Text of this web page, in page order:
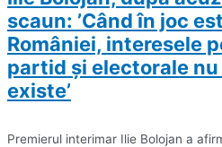
scaun: ’Când în joc
României, interesele
partid şi electorale
existe’
Premierul interimar Ilie Bolojan a